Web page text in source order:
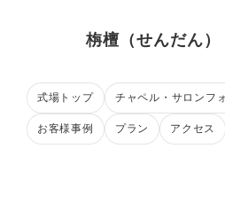
栴檀（せんだん）
式場トップ チャペル・サロンフ
お客様事例 プラン アクセス